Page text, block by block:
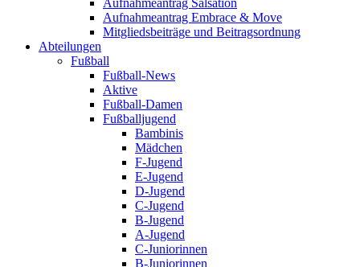
Aufnahmeantrag Salsation
Aufnahmeantrag Embrace & Move
Mitgliedsbeiträge und Beitragsordnung
Abteilungen
Fußball
Fußball-News
Aktive
Fußball-Damen
Fußballjugend
Bambinis
Mädchen
F-Jugend
E-Jugend
D-Jugend
C-Jugend
B-Jugend
A-Jugend
C-Juniorinnen
B-Juniorinnen